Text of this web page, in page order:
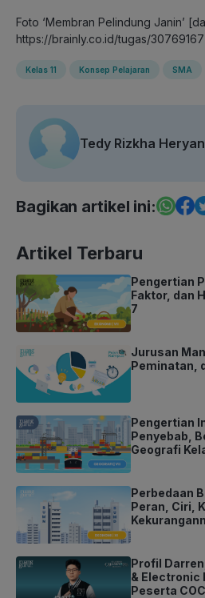
Foto ‘Membran Pelindung Janin’
https://brainly.co.id/tugas/30769167
Kelas 11 Konsep Pelajaran SMA
Tedy Rizkha
Bagikan artikel ini:
Artikel Terbaru
Pengertian
Faktor, dan
7
Jurusan
Peminatan,
Pengertian
Penyebab,
Geografi
Perbedaan
Peran, Ciri,
Profil
& Electronic
Peserta